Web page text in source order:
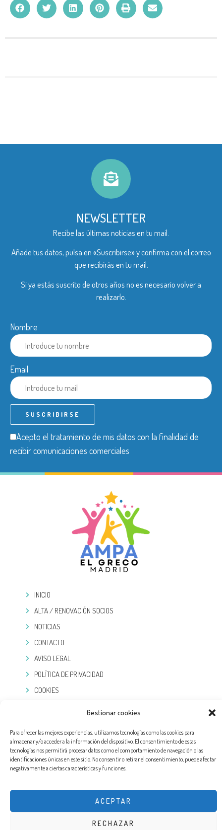
Gestionar cookies
Para ofrecer las mejores experiencias, utilizamos tecnologías como las cookies para
almacenar y/o acceder a la información del dispositivo. El consentimiento de estas
tecnologías nos permitirá procesar datos como el comportamiento de navegación o las
identificaciones únicas en este sitio. No consentir o retirar el consentimiento, puede afectar
negativamente a ciertas características y funciones.
ACEPTAR
RECHAZAR
NEWSLETTER
Recibe las últimas noticias en tu mail.
Añade tus datos, pulsa en «Suscribirse» y confirma con el correo
que recibirás en tu mail.
Si ya estás suscrito de otros años no es necesario volver a
realizarlo.
Nombre
Email
Acepto el tratamiento de mis datos con la finalidad de
recibir comunicaciones comerciales
INICIO
ALTA / RENOVACIÓN SOCIOS
NOTICIAS
CONTACTO
AVISO LEGAL
POLÍTICA DE PRIVACIDAD
COOKIES